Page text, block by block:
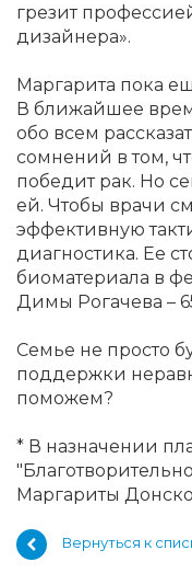
грезит
дизайнера».
Маргарита пока
В ближайшее
обо всем
сомнений в том,
победит рак. Но
ей. Чтобы врачи
эффективную
диагностика. Ее
биоматериала в
Димы Рогачева –
Семье не просто
поддержки
поможем?
* В назначении
Маргариты
Вернуться к